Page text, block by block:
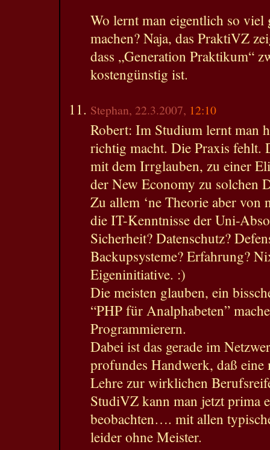
Wo lernt man eigentlich so viel
machen? Naja, das PraktiVZ
dass „Generation Praktikum“
kostengünstig ist.
Stephan, 22.3.2007, 12:10
Robert: Im Studium lernt man
richtig macht. Die Praxis fehlt.
mit dem Irrglauben, zu einer
der New Economy zu solchen
Zu allem ‘ne Theorie aber von
die IT-Kenntnisse der Uni-
Sicherheit? Datenschutz?
Backupsysteme? Erfahrung?
Eigeninitiative. :)
Die meisten glauben, ein
“PHP für Analphabeten”
Programmierern.
Dabei ist das gerade im
profundes Handwerk, daß eine
Lehre zur wirklichen
StudiVZ kann man jetzt prima
beobachten…. mit allen
leider ohne Meister.